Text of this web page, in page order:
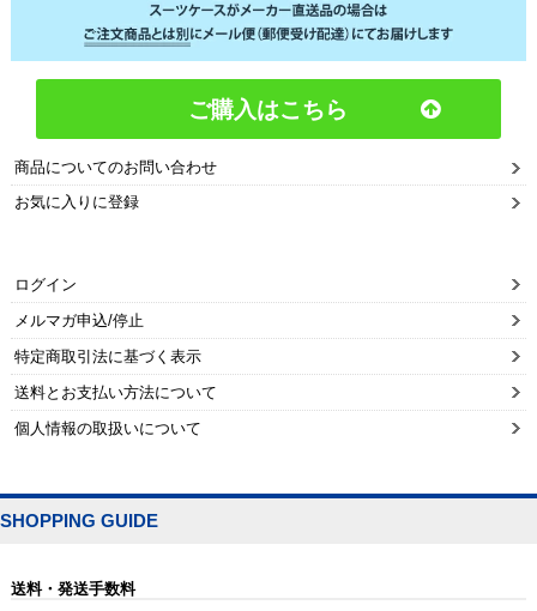
ご購入はこちら
商品についてのお問い合わせ
お気に入りに登録
ログイン
メルマガ申込/停止
特定商取引法に基づく表示
送料とお支払い方法について
個人情報の取扱いについて
SHOPPING GUIDE
送料・発送手数料